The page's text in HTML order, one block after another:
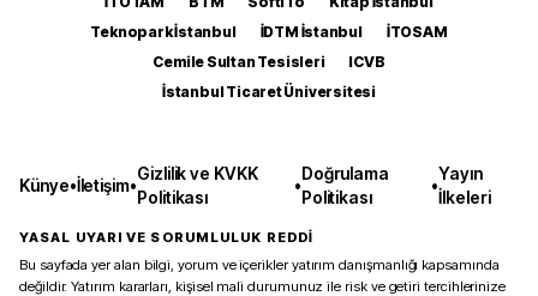
Teknopark İstanbul
İDTM İstanbul
İTOSAM
Cemile Sultan Tesisleri
ICVB
İstanbul Ticaret Üniversitesi
Künye•İletişim•
Gizlilik ve KVKK
Politikası
•
Doğrulama
Politikası
•
Yayın
İlkeleri
YASAL UYARI VE SORUMLULUK REDDİ
Bu sayfada yer alan bilgi, yorum ve içerikler yatırım danışmanlığı kapsamında
değildir. Yatırım kararları, kişisel mali durumunuz ile risk ve getiri tercihlerinize